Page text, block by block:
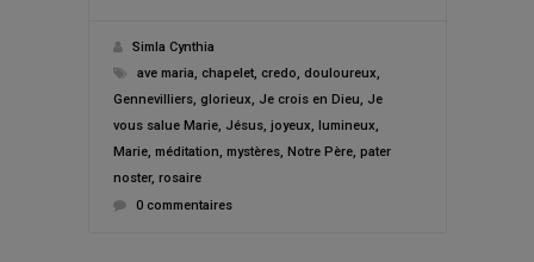
Simla Cynthia
ave maria, chapelet, credo, douloureux,
Gennevilliers, glorieux, Je crois en Dieu, Je
vous salue Marie, Jésus, joyeux, lumineux,
Marie, méditation, mystères, Notre Père, pater
noster, rosaire
0 commentaires